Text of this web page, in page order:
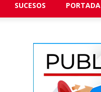
SUCESOS PORTADA